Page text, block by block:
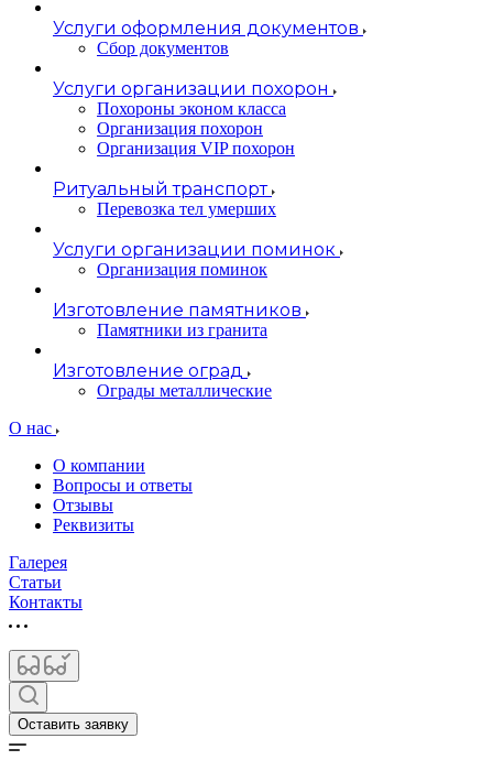
Услуги оформления документов
Сбор документов
Услуги организации похорон
Похороны эконом класса
Организация похорон
Организация VIP похорон
Ритуальный транспорт
Перевозка тел умерших
Услуги организации поминок
Организация поминок
Изготовление памятников
Памятники из гранита
Изготовление оград
Ограды металлические
О нас
О компании
Вопросы и ответы
Отзывы
Реквизиты
Галерея
Статьи
Контакты
Оставить заявку